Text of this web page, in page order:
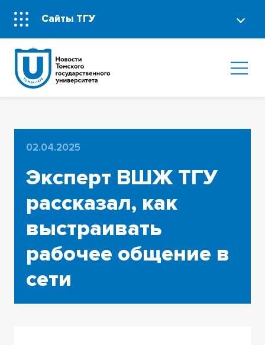
Сайты ТГУ
02.04.2025
Эксперт ВШЖ ТГУ
рассказал, как
выстраивать
рабочее общение в
сети